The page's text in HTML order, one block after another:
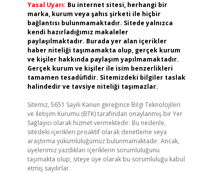
Yasal Uyarı: Bu internet sitesi, herhangi bir
marka, kurum veya şahıs şirketi ile hiçbir
bağlantısı bulunmamaktadır. Sitede yalnızca
kendi hazırladığımız makaleler
paylaşılmaktadır. Burada yer alan içerikler
haber niteliği taşımamakta olup, gerçek kurum
ve kişiler hakkında paylaşım yapılmamaktadır.
Gerçek kurum ve kişiler ile isim benzerlikleri
tamamen tesadüfidir. Sitemizdeki bilgiler taslak
halindedir ve tavsiye niteliği taşımazlar.
Sitemiz, 5651 Sayılı Kanun gereğince Bilgi Teknolojileri
ve İletişim Kurumu (BTK) tarafından onaylanmış bir Yer
Sağlayıcı olarak hizmet vermektedir. Bu nedenle,
sitedeki içerikleri proaktif olarak denetleme veya
araştırma yükümlülüğümüz bulunmamaktadır. Ancak,
üyelerimiz yazdıkları içeriklerin sorumluluğunu
taşımakta olup, siteye üye olarak bu sorumluluğu kabul
etmiş sayılırlar.